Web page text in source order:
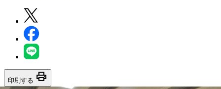
印刷する print